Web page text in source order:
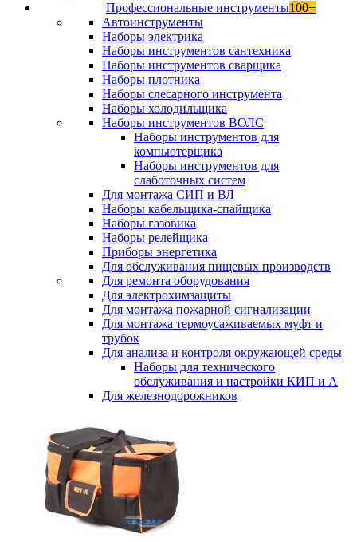
Профессиональные инструменты100+
Автоинструменты
Наборы электрика
Наборы инструментов сантехника
Наборы инструментов сварщика
Наборы плотника
Наборы слесарного инструмента
Наборы холодильщика
Наборы инструментов ВОЛС
Наборы инструментов для
компьютерщика
Наборы инструментов для
слаботочных систем
Для монтажа СИП и ВЛ
Наборы кабельщика-спайщика
Наборы газовика
Наборы релейщика
Приборы энергетика
Для обслуживания пищевых производств
Для ремонта оборудования
Для электрохимзащиты
Для монтажа пожарной сигнализации
Для монтажа термоусаживаемых муфт и
трубок
Для анализа и контроля окружающей среды
Наборы для технического
обслуживания и настройки КИП и А
Для железнодорожников